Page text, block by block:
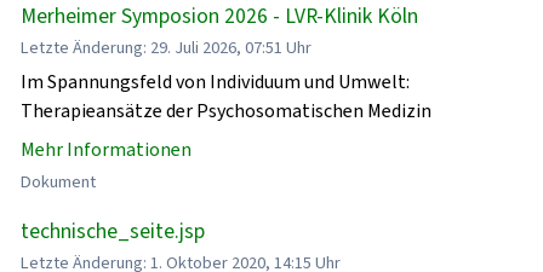
Merheimer Symposion 2026 - LVR-Klinik Köln
Letzte Änderung: 29. Juli 2026, 07:51 Uhr
Im Spannungsfeld von Individuum und Umwelt:
Therapieansätze der Psychosomatischen Medizin
Mehr Informationen
Dokument
technische_seite.jsp
Letzte Änderung: 1. Oktober 2020, 14:15 Uhr